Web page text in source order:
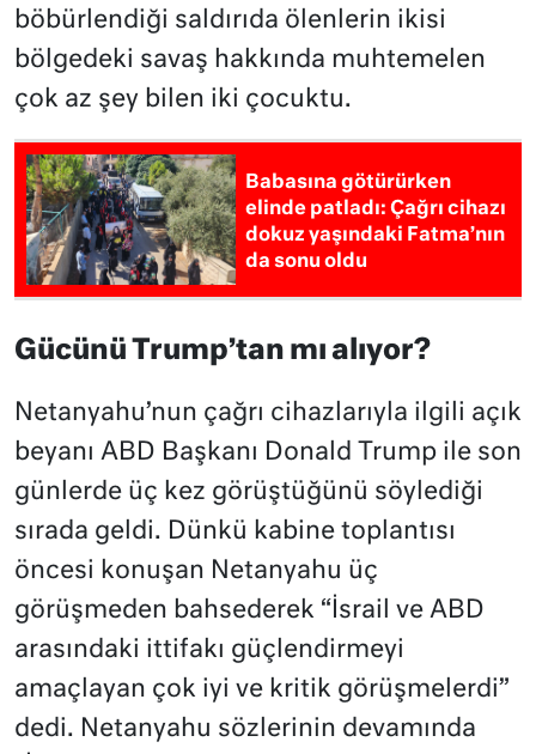
böbürlendiği saldırıda ölenlerin ikisi
bölgedeki savaş hakkında muhtemelen
çok az şey bilen iki çocuktu.
Babasına götürürken
elinde patladı: Çağrı cihazı
dokuz yaşındaki Fatma’nın
da sonu oldu
Gücünü Trump’tan mı alıyor?
Netanyahu’nun çağrı cihazlarıyla ilgili açık
beyanı ABD Başkanı Donald Trump ile son
günlerde üç kez görüştüğünü söylediği
sırada geldi. Dünkü kabine toplantısı
öncesi konuşan Netanyahu üç
görüşmeden bahsederek “İsrail ve ABD
arasındaki ittifakı güçlendirmeyi
amaçlayan çok iyi ve kritik görüşmelerdi”
dedi. Netanyahu sözlerinin devamında